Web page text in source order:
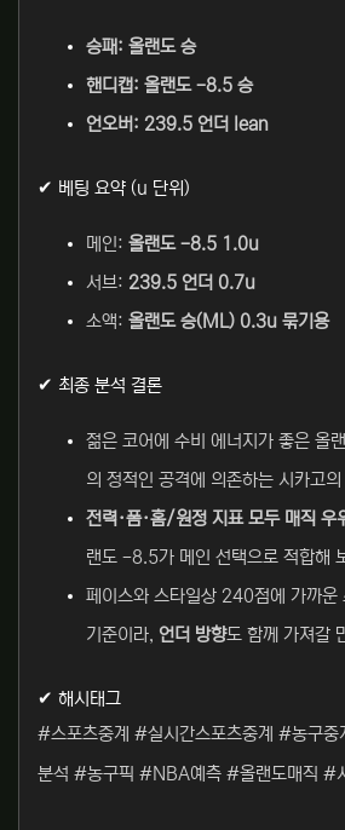
승패: 올랜도 승
핸디캡: 올랜도 -8.5 승
언오버: 239.5 언더 lean
✔ 베팅 요약 (u 단위)
메인: 올랜도 -8.5 1.0u
서브: 239.5 언더 0.7u
소액: 올랜도 승(ML) 0.3u 묶기용
✔ 최종 분석 결론
젊은 코어에 수비 에너지가 좋은 올
의 정적인 공격에 의존하는 시카고
전력·폼·홈/원정 지표 모두 매직 우
랜도 -8.5가 메인 선택으로 적합해
페이스와 스타일상 240점에 가까운
기준이라, 언더 방향도 함께 가져갈
✔ 해시태그
#스포츠중계 #실시간스포츠중계 #농구
분석 #농구픽 #NBA예측 #올랜도매직 #